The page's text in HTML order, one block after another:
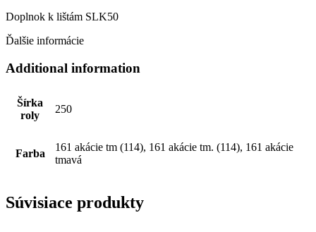
Doplnok k lištám SLK50
Ďalšie informácie
Additional information
Šírka
roly
250
Farba
161 akácie tm (114), 161 akácie tm. (114), 161 akácie
tmavá
Súvisiace produkty